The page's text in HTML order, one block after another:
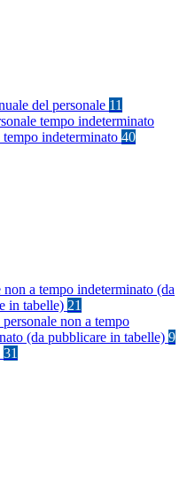
del personale 11
tempo indeterminato
tempo indeterminato 40
non a tempo indeterminato (da
in tabelle) 21
non a tempo
(da pubblicare in tabelle) 9
31